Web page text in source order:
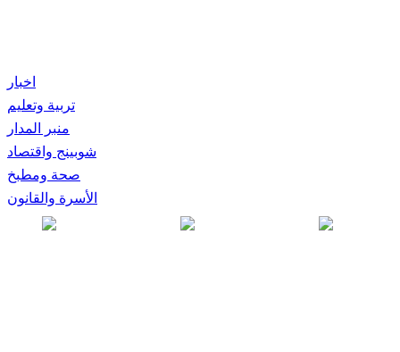
اخبار
تربية وتعليم
منبر المدار
شوبينج واقتصاد
صحة ومطبخ
الأسرة والقانون